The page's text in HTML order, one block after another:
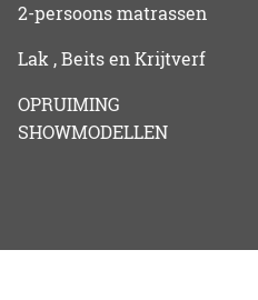
2-persoons matrassen
Lak , Beits en Krijtverf
OPRUIMING
SHOWMODELLEN